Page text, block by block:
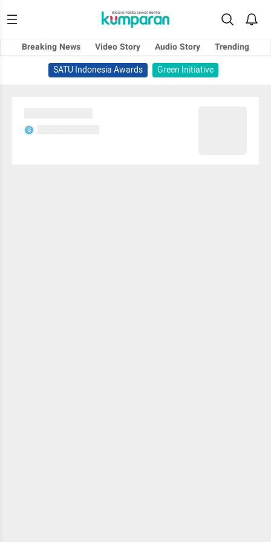
Breaking News Video Story Audio Story
Trending
SATU Indonesia Awards
Green Initiative
S